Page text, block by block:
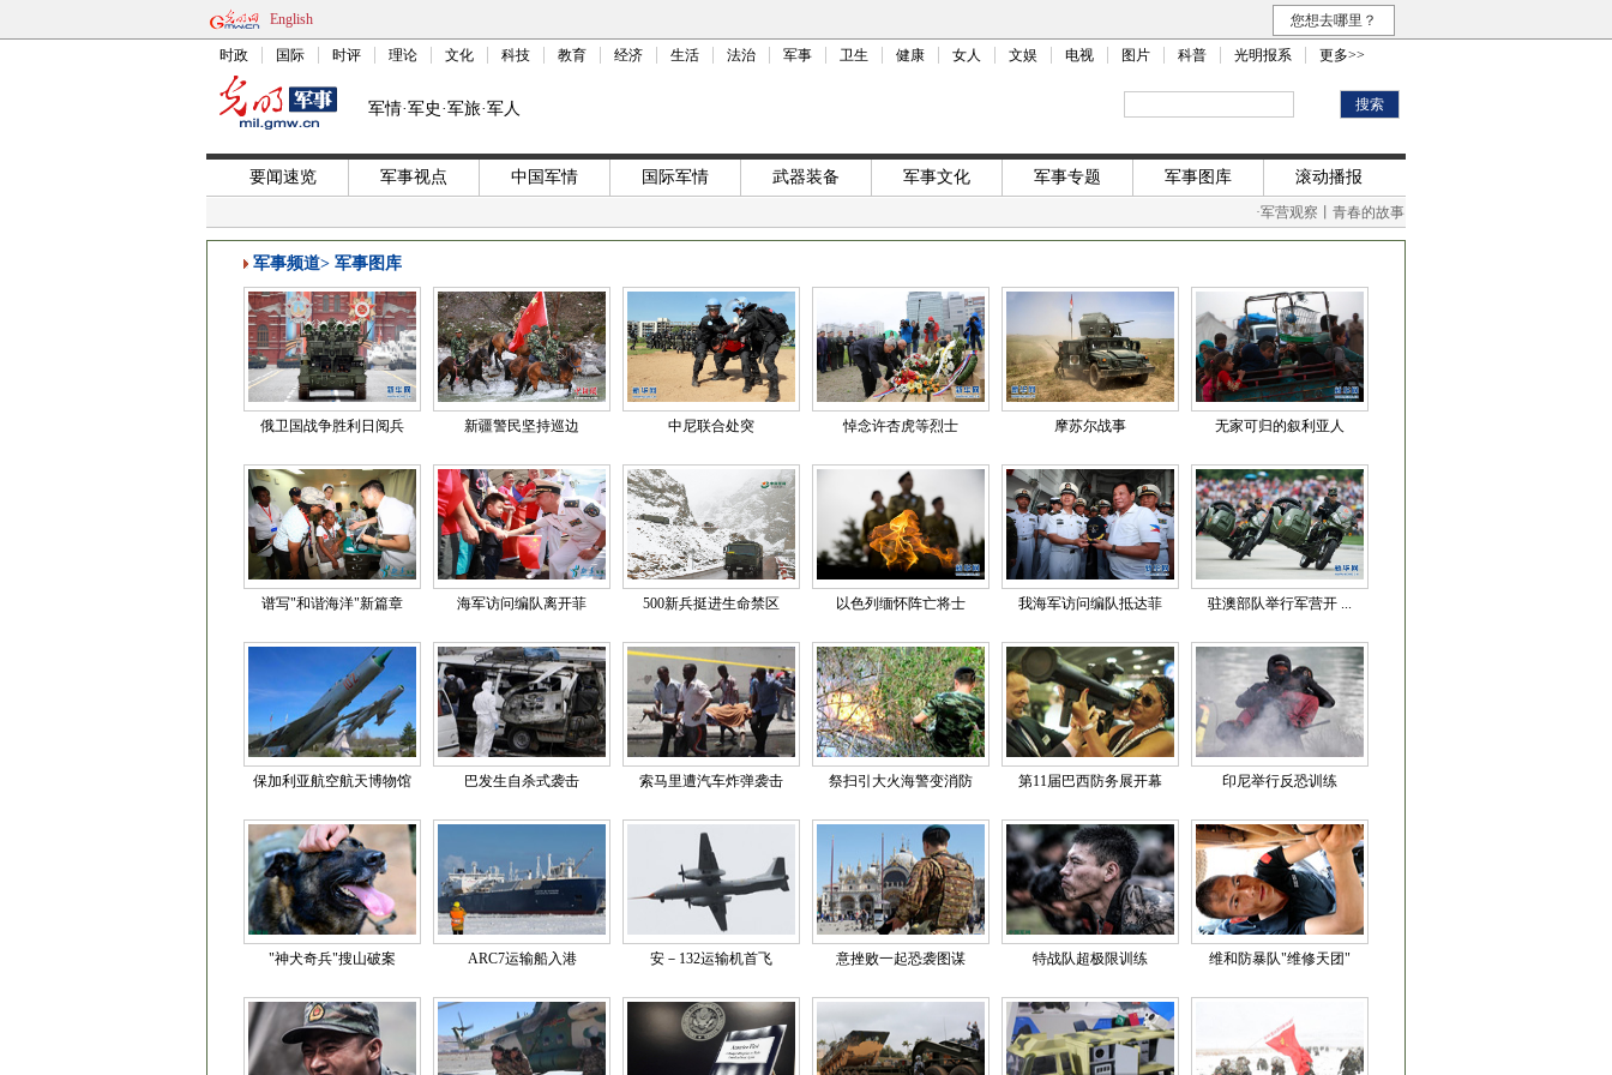
English 您想去哪里？
时政 国际 时评 理论 文化 科技 教育 经济 生活 法治 军事 卫生 健康 女人 文娱 电视 图片 科普 光明报系 更多>>
军情·军史·军旅·军人
要闻速览 军事视点 中国军情 国际军情 武器装备 军事文化 军事专题 军事图库 滚动播报
军营观察丨青春的故事，垒成一座“精神礁盘”
军事频道> 军事图库
俄卫国战争胜利日阅兵 新疆警民坚持巡边 中尼联合处突 悼念许杏虎等烈士 摩苏尔战事 无家可归的叙利亚人
谱写"和谐海洋"新篇章 海军访问编队离开菲 500新兵挺进生命禁区 以色列缅怀阵亡将士 我海军访问编队抵达菲 驻澳部队举行军营开 ...
保加利亚航空航天博物馆 巴发生自杀式袭击 索马里遭汽车炸弹袭击 祭扫引大火海警变消防 第11届巴西防务展开幕 印尼举行反恐训练
"神犬奇兵"搜山破案 ARC7运输船入港 安－132运输机首飞 意挫败一起恐袭图谋 特战队超极限训练 维和防暴队"维修天团"